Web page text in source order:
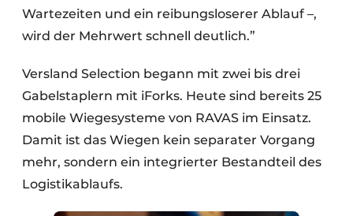
Wartezeiten und ein reibungsloserer Ablauf –,
wird der Mehrwert schnell deutlich.”
Versland Selection begann mit zwei bis drei
Gabelstaplern mit iForks. Heute sind bereits 25
mobile Wiegesysteme von RAVAS im Einsatz.
Damit ist das Wiegen kein separater Vorgang
mehr, sondern ein integrierter Bestandteil des
Logistikablaufs.